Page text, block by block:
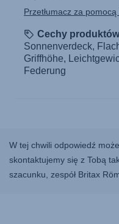
W tej chwili odpowiedź
skontaktujemy się z Tobą
szacunku, zespół Britax